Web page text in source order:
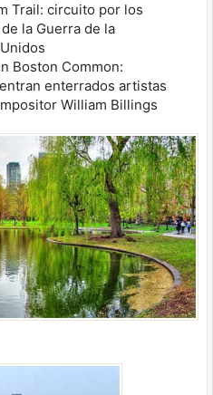
Trail: circuito por los
la Guerra de la
Boston Common:
enterrados artistas
William Billings